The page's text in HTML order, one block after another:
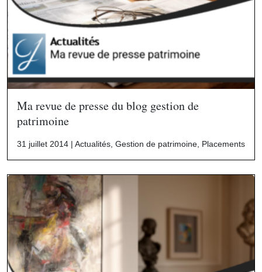
Ma revue de presse du blog gestion de
patrimoine
31 juillet 2014 | Actualités, Gestion de patrimoine, Placements